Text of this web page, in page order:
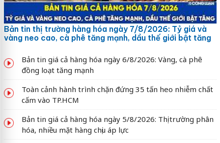
Bản tin thị trường hàng hóa ngày 7/8/2026: Tỷ giá và
vàng neo cao, cà phê tăng mạnh, dầu thế giới bật tăng
Bản tin giá cả hàng hóa ngày 6/8/2026: Vàng, cà phê
đồng loạt tăng mạnh
Toàn cảnh hành trình chặn đứng 35 tấn heo nhiễm chất
cấm vào TP.HCM
Bản tin giá cả hàng hóa ngày 5/8/2026: Thị trường phân
hóa, nhiều mặt hàng chịu áp lực